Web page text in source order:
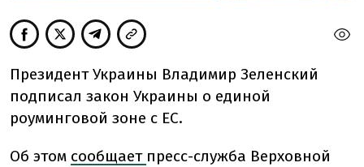
Президент Украины Владимир Зеленский
подписал закон Украины о единой
роуминговой зоне с ЕС.
Об этом сообщает пресс-служба Верховной